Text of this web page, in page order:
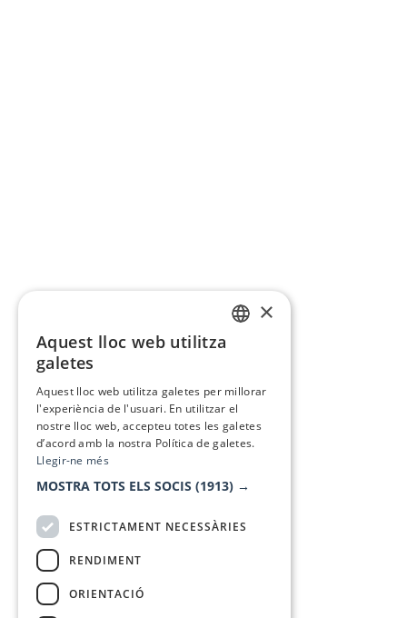
×
Aquest lloc web utilitza
galetes
Aquest lloc web utilitza galetes per millorar
l'experiència de l'usuari. En utilitzar el
nostre lloc web, accepteu totes les galetes
d’acord amb la nostra Política de galetes.
Llegir-ne més
MOSTRA TOTS ELS SOCIS (1913) →
ESTRICTAMENT NECESSÀRIES
RENDIMENT
ORIENTACIÓ